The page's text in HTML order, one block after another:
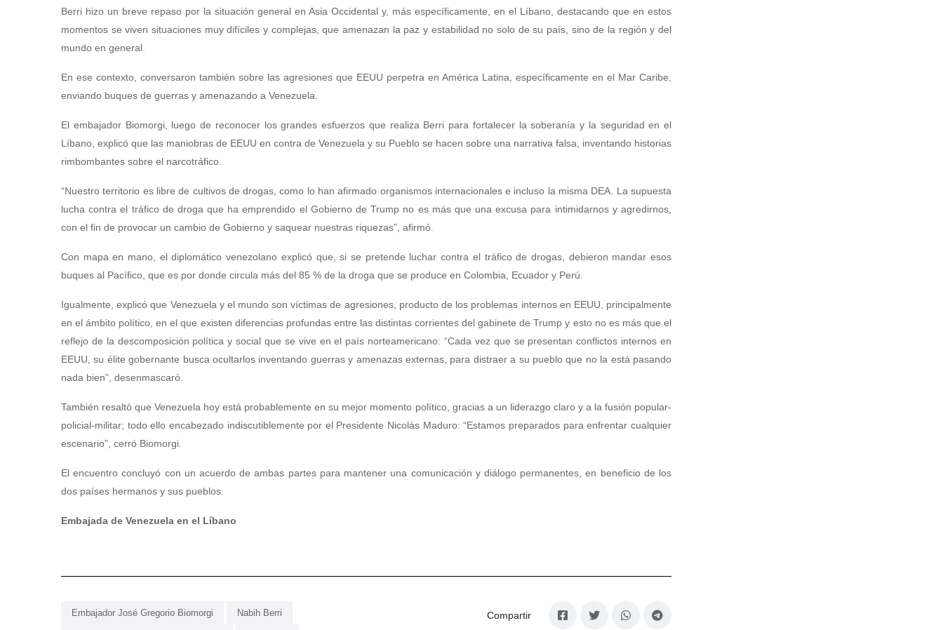
Berri hizo un breve repaso por la situación general en Asia Occidental y, más específicamente, en el Líbano, destacando que en estos
momentos se viven situaciones muy difíciles y complejas, que amenazan la paz y estabilidad no solo de su país, sino de la región y del
mundo en general.
En ese contexto, conversaron también sobre las agresiones que EEUU perpetra en América Latina, específicamente en el Mar Caribe,
enviando buques de guerras y amenazando a Venezuela.
El embajador Biomorgi, luego de reconocer los grandes esfuerzos que realiza Berri para fortalecer la soberanía y la seguridad en el
Líbano, explicó que las maniobras de EEUU en contra de Venezuela y su Pueblo se hacen sobre una narrativa falsa, inventando historias
rimbombantes sobre el narcotráfico.
“Nuestro territorio es libre de cultivos de drogas, como lo han afirmado organismos internacionales e incluso la misma DEA. La supuesta
lucha contra el tráfico de droga que ha emprendido el Gobierno de Trump no es más que una excusa para intimidarnos y agredirnos,
con el fin de provocar un cambio de Gobierno y saquear nuestras riquezas”, afirmó.
Con mapa en mano, el diplomático venezolano explicó que, si se pretende luchar contra el tráfico de drogas, debieron mandar esos
buques al Pacífico, que es por donde circula más del 85 % de la droga que se produce en Colombia, Ecuador y Perú.
Igualmente, explicó que Venezuela y el mundo son víctimas de agresiones, producto de los problemas internos en EEUU, principalmente
en el ámbito político, en el que existen diferencias profundas entre las distintas corrientes del gabinete de Trump y esto no es más que el
reflejo de la descomposición política y social que se vive en el país norteamericano: “Cada vez que se presentan conflictos internos en
EEUU, su élite gobernante busca ocultarlos inventando guerras y amenazas externas, para distraer a su pueblo que no la está pasando
nada bien”, desenmascaró.
También resaltó que Venezuela hoy está probablemente en su mejor momento político, gracias a un liderazgo claro y a la fusión popular-
policial-militar; todo ello encabezado indiscutiblemente por el Presidente Nicolás Maduro: “Estamos preparados para enfrentar cualquier
escenario”, cerró Biomorgi.
El encuentro concluyó con un acuerdo de ambas partes para mantener una comunicación y diálogo permanentes, en beneficio de los
dos países hermanos y sus pueblos.
Embajada de Venezuela en el Líbano
Embajador José Gregorio Biomorgi Nabih Berri Compartir